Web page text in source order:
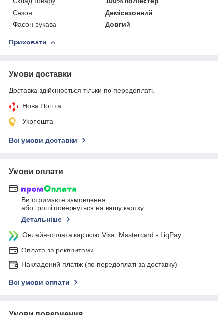
Сезон
Демісезонний
Фасон рукава
Довгий
Приховати
Умови доставки
Доставка здійснюється тільки по передоплаті.
Нова Пошта
Укрпошта
Всі умови доставки
Умови оплати
Ви отримаєте замовлення
або гроші повернуться на вашу картку
Детальніше
Онлайн-оплата карткою Visa, Mastercard - LiqPay
Оплата за реквізитами
Накладений платіж (по передоплаті за доставку)
Всі умови оплати